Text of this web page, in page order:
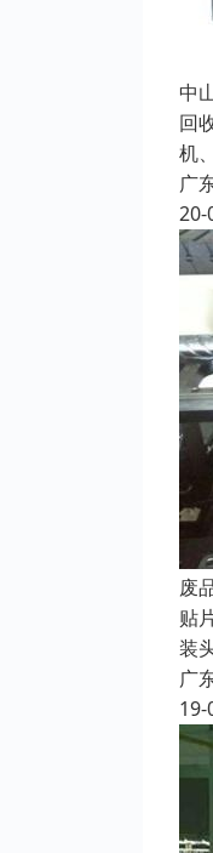
中
回
机
广
20-
废
贴
装
广
19-